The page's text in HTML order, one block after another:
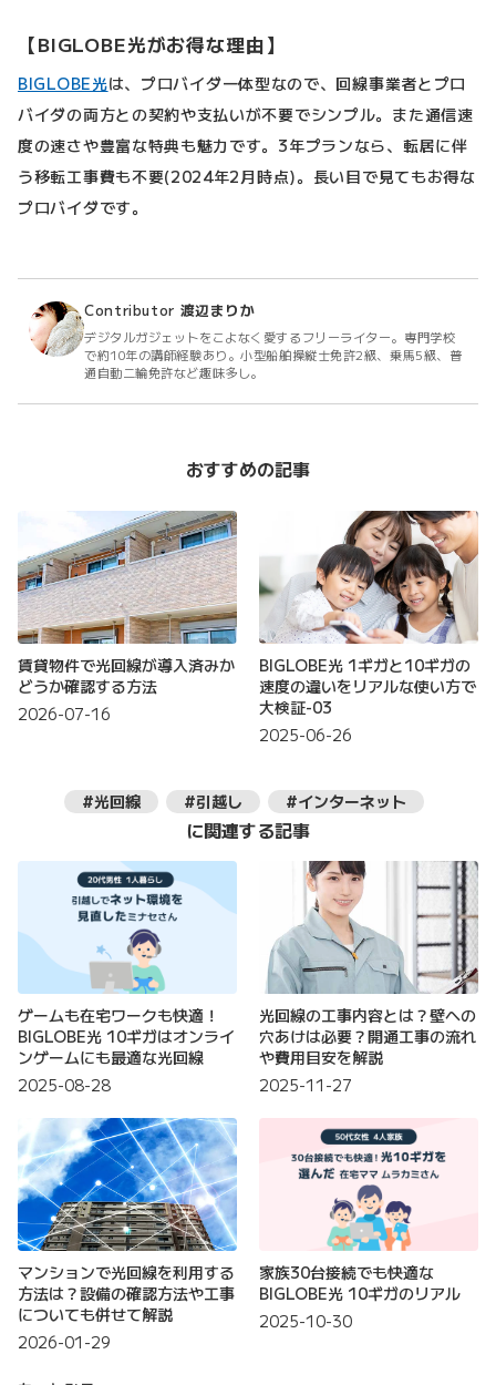
【BIGLOBE光がお得な理由】
BIGLOBE光は、プロバイダ一体型なので、回線事業者とプロ
バイダの両方との契約や支払いが不要でシンプル。また通信速
度の速さや豊富な特典も魅力です。3年プランなら、転居に伴
う移転工事費も不要(2024年2月時点)。長い目で見てもお得な
プロバイダです。
Contributor 渡辺まりか
デジタルガジェットをこよなく愛するフリーライター。専門学校
で約10年の講師経験あり。小型船舶操縦士免許2級、乗馬5級、普
通自動二輪免許など趣味多し。
おすすめの記事
賃貸物件で光回線が導入済みか
どうか確認する方法
2026-07-16
BIGLOBE光 1ギガと10ギガの
速度の違いをリアルな使い方で
大検証-03
2025-06-26
#光回線 #引越し #インターネット
に関連する記事
ゲームも在宅ワークも快適！
BIGLOBE光 10ギガはオンライ
ンゲームにも最適な光回線
2025-08-28
光回線の工事内容とは？壁への
穴あけは必要？開通工事の流れ
や費用目安を解説
2025-11-27
マンションで光回線を利用する
方法は？設備の確認方法や工事
についても併せて解説
2026-01-29
家族30台接続でも快適な
BIGLOBE光 10ギガのリアル
2025-10-30